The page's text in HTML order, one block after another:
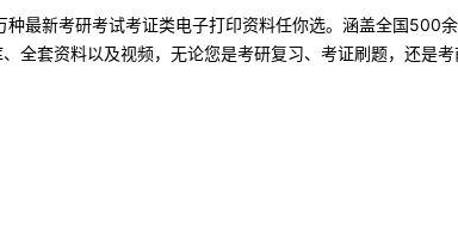
种最新考研考试考证类电子打印资料任你选。涵盖全国500
全套资料以及视频，无论您是考研复习、考证刷题，还是